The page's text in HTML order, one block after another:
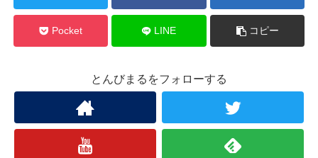
Pocket LINE コピー
とんびまるをフォローする